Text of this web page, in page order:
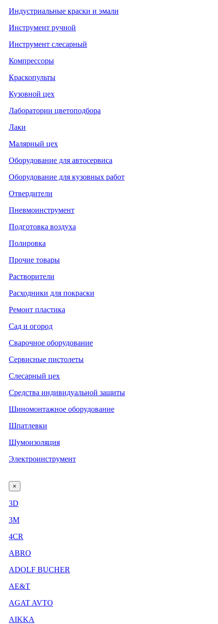
Индустриальные краски и эмали
Инструмент ручной
Инструмент слесарный
Компрессоры
Краскопульты
Кузовной цех
Лаборатории цветоподбора
Лаки
Малярный цех
Оборудование для автосервиса
Оборудование для кузовных работ
Отвердители
Пневмоинструмент
Подготовка воздуха
Полировка
Прочие товары
Растворители
Расходники для покраски
Ремонт пластика
Сад и огород
Сварочное оборудование
Сервисные пистолеты
Слесарный цех
Средства индивидуальной защиты
Шиномонтажное оборудование
Шпатлевки
Шумоизоляция
Электроинструмент
×
3D
3М
4CR
ABRO
ADOLF BUCHER
AE&T
AGAT AVTO
AIKKA